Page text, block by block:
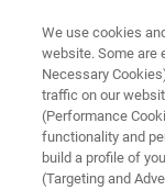
中国材料
We use cookies
website. Some are
Necessary
traffic on our
(Performance
functionality and
build a profile of
(Targeting and